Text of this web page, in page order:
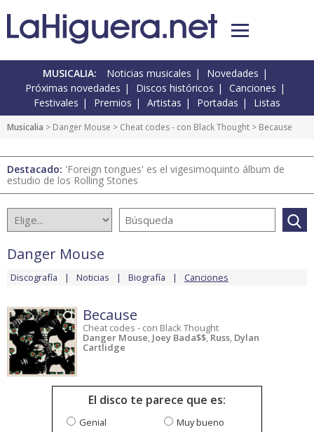
MUSICALIA: Noticias musicales
Novedades
Próximas novedades
Discos históricos
Canciones
Festivales
Premios Artistas Portadas Listas
Musicalia > Danger Mouse > Cheat codes - con Black Thought > Because
Destacado: 'Foreign tongues' es el vigesimoquinto álbum de
estudio de los Rolling Stones
Danger Mouse
Discografía Noticias Biografía Canciones
Because
Cheat codes - con Black Thought
Danger Mouse, Joey Bada$$,Russ, Dylan
Cartlidge
El disco te parece que es:
Genial
Muy bueno